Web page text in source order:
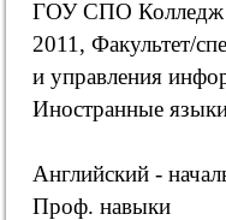
ГОУ СПО Колледж
2011, Факультет/
и управления
Иностранные
Английский -
Проф. навыки